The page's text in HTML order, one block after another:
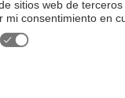
Caminos,